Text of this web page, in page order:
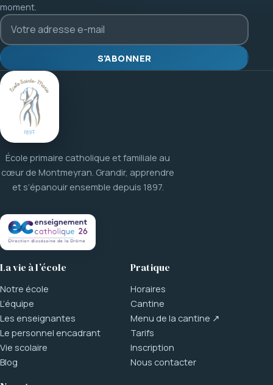
moment.
S'ABONNER
École primaire catholique et familiale au
cœur de Montmeyran. Grandir, apprendre
et s’épanouir ensemble depuis 1897.
La vie à l’école
Notre école
L’équipe
Les enseignantes
Le personnel encadrant
Vie scolaire
Blog
Pratique
Horaires
Cantine
Menu de la cantine ↗
Tarifs
Inscription
Nous contacter